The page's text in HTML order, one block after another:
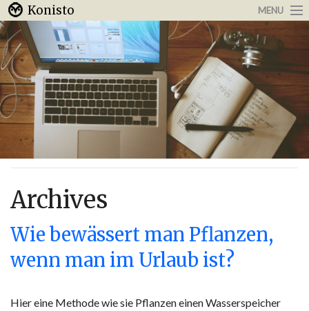
Konisto MENU
Arbeit & Karriere
Internet
Urlaub & Reisen
Archives
Wie bewässert man Pflanzen,
wenn man im Urlaub ist?
Hier eine Methode wie sie Pflanzen einen Wasserspeicher